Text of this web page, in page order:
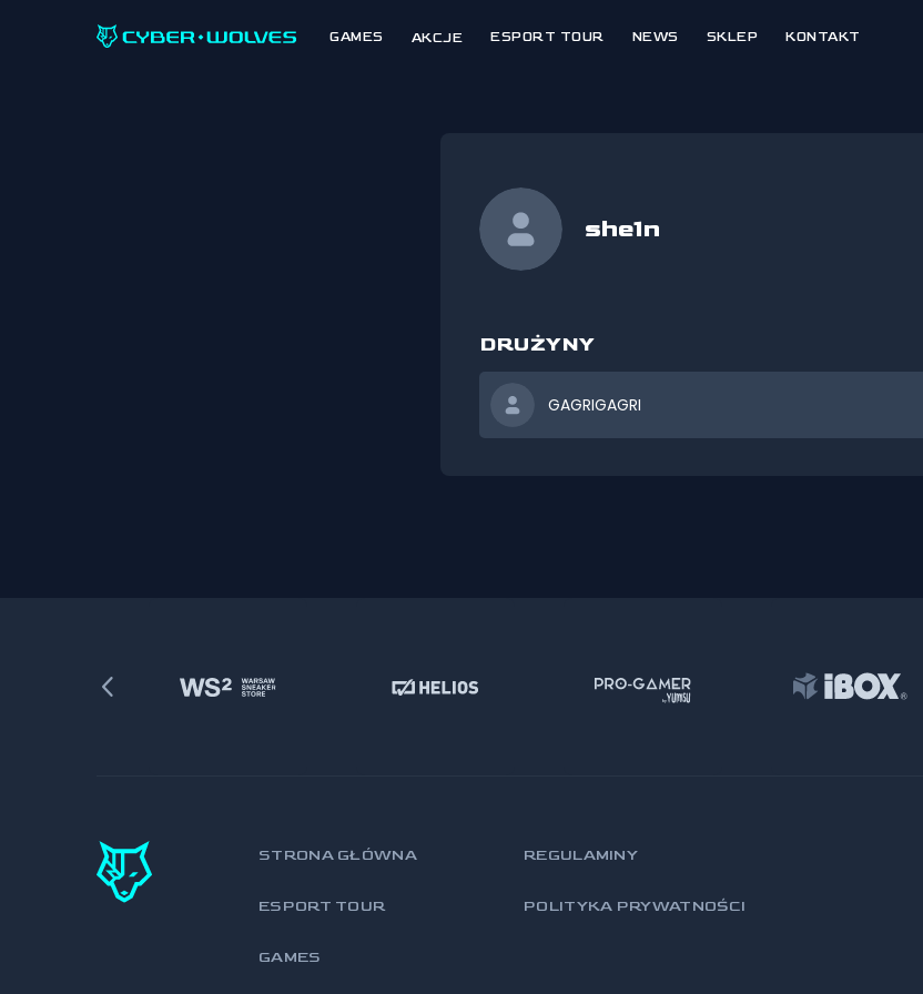
GAMES AKCJE ESPORT TOUR NEWS SKLEP KONTAKT
she1n
DRUŻYNY
GAGRIGAGRI
STRONA GŁÓWNA
ESPORT TOUR
GAMES
REGULAMINY
POLITYKA PRYWATNOŚCI